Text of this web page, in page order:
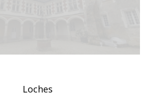
Loches